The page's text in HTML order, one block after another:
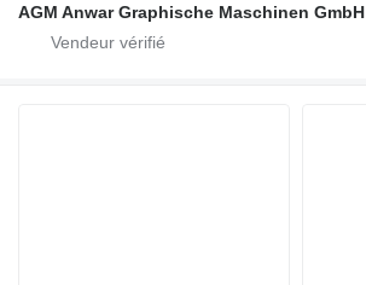
AGM Anwar Graphische Maschinen GmbH